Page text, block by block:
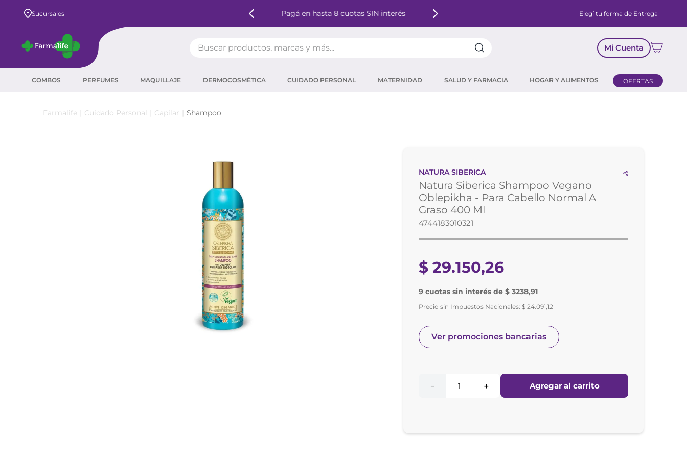
Sucursales Pagá en hasta 8 cuotas SIN interés Elegí tu forma de Entrega
Mi Cuenta
COMBOS PERFUMES MAQUILLAJE DERMOCOSMÉTICA CUIDADO PERSONAL MATERNIDAD SALUD Y FARMACIA HOGAR Y ALIMENTOS OFERTAS
Cuidado Personal Capilar Shampoo
NATURA SIBERICA
Natura Siberica Shampoo Vegano
Oblepikha - Para Cabello Normal A
Graso 400 Ml
4744183010321
$ 29.150,26
9 cuotas sin interés de $ 3238,91
Precio sin Impuestos Nacionales:$ 24.091,12
Ver promociones bancarias
＋
－ Agregar al carrito
proteina
agua micelar
máscara pestañas
roche posay
desodorante